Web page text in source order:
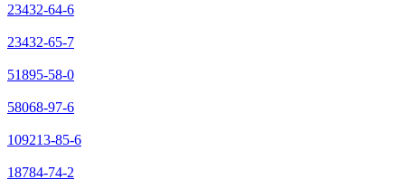
23432-64-6
23432-65-7
51895-58-0
58068-97-6
109213-85-6
18784-74-2